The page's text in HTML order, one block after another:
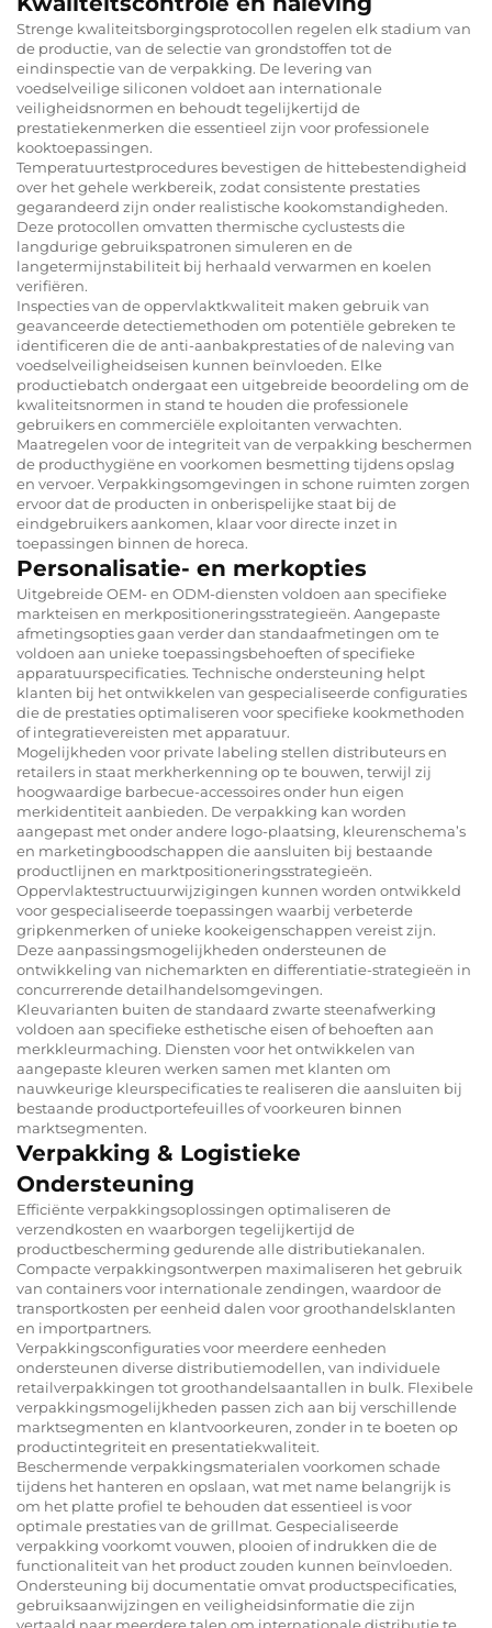
Strenge kwaliteitsborgingsprotocollen regelen elk stadium van
de productie, van de selectie van grondstoffen tot de
eindinspectie van de verpakking. De levering van
voedselveilige siliconen voldoet aan internationale
veiligheidsnormen en behoudt tegelijkertijd de
prestatiekenmerken die essentieel zijn voor professionele
kooktoepassingen.
Temperatuurtestprocedures bevestigen de hittebestendigheid
over het gehele werkbereik, zodat consistente prestaties
gegarandeerd zijn onder realistische kookomstandigheden.
Deze protocollen omvatten thermische cyclustests die
langdurige gebruikspatronen simuleren en de
langetermijnstabiliteit bij herhaald verwarmen en koelen
verifiëren.
Inspecties van de oppervlaktkwaliteit maken gebruik van
geavanceerde detectiemethoden om potentiële gebreken te
identificeren die de anti-aanbakprestaties of de naleving van
voedselveiligheidseisen kunnen beïnvloeden. Elke
productiebatch ondergaat een uitgebreide beoordeling om de
kwaliteitsnormen in stand te houden die professionele
gebruikers en commerciële exploitanten verwachten.
Maatregelen voor de integriteit van de verpakking beschermen
de producthygiëne en voorkomen besmetting tijdens opslag
en vervoer. Verpakkingsomgevingen in schone ruimten zorgen
ervoor dat de producten in onberispelijke staat bij de
eindgebruikers aankomen, klaar voor directe inzet in
toepassingen binnen de horeca.
Personalisatie- en merkopties
Uitgebreide OEM- en ODM-diensten voldoen aan specifieke
markteisen en merkpositioneringsstrategieën. Aangepaste
afmetingsopties gaan verder dan standaafmetingen om te
voldoen aan unieke toepassingsbehoeften of specifieke
apparatuurspecificaties. Technische ondersteuning helpt
klanten bij het ontwikkelen van gespecialiseerde configuraties
die de prestaties optimaliseren voor specifieke kookmethoden
of integratievereisten met apparatuur.
Mogelijkheden voor private labeling stellen distributeurs en
retailers in staat merkherkenning op te bouwen, terwijl zij
hoogwaardige barbecue-accessoires onder hun eigen
merkidentiteit aanbieden. De verpakking kan worden
aangepast met onder andere logo-plaatsing, kleurenschema’s
en marketingboodschappen die aansluiten bij bestaande
productlijnen en marktpositioneringsstrategieën.
Oppervlaktestructuurwijzigingen kunnen worden ontwikkeld
voor gespecialiseerde toepassingen waarbij verbeterde
gripkenmerken of unieke kookeigenschappen vereist zijn.
Deze aanpassingsmogelijkheden ondersteunen de
ontwikkeling van nichemarkten en differentiatie-strategieën in
concurrerende detailhandelsomgevingen.
Kleuvarianten buiten de standaard zwarte steenafwerking
voldoen aan specifieke esthetische eisen of behoeften aan
merkkleurmaching. Diensten voor het ontwikkelen van
aangepaste kleuren werken samen met klanten om
nauwkeurige kleurspecificaties te realiseren die aansluiten bij
bestaande productportefeuilles of voorkeuren binnen
marktsegmenten.
Verpakking & Logistieke
Ondersteuning
Efficiënte verpakkingsoplossingen optimaliseren de
verzendkosten en waarborgen tegelijkertijd de
productbescherming gedurende alle distributiekanalen.
Compacte verpakkingsontwerpen maximaliseren het gebruik
van containers voor internationale zendingen, waardoor de
transportkosten per eenheid dalen voor groothandelsklanten
en importpartners.
Verpakkingsconfiguraties voor meerdere eenheden
ondersteunen diverse distributiemodellen, van individuele
retailverpakkingen tot groothandelsaantallen in bulk. Flexibele
verpakkingsmogelijkheden passen zich aan bij verschillende
marktsegmenten en klantvoorkeuren, zonder in te boeten op
productintegriteit en presentatiekwaliteit.
Beschermende verpakkingsmaterialen voorkomen schade
tijdens het hanteren en opslaan, wat met name belangrijk is
om het platte profiel te behouden dat essentieel is voor
optimale prestaties van de grillmat. Gespecialiseerde
verpakking voorkomt vouwen, plooien of indrukken die de
functionaliteit van het product zouden kunnen beïnvloeden.
Ondersteuning bij documentatie omvat productspecificaties,
gebruiksaanwijzingen en veiligheidsinformatie die zijn
vertaald naar meerdere talen om internationale distributie te